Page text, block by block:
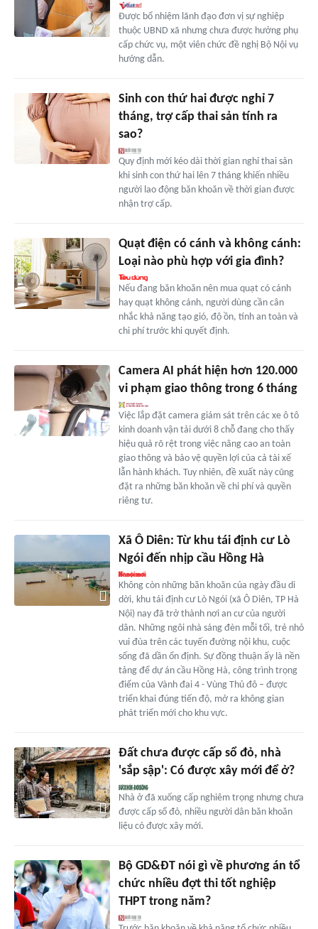
Được bổ nhiệm lãnh đạo đơn vị sự nghiệp
thuộc UBND xã nhưng chưa được hưởng phụ
cấp chức vụ, một viên chức đề nghị Bộ Nội vụ
hướng dẫn.
Sinh con thứ hai được nghỉ 7
tháng, trợ cấp thai sản tính ra
sao?
Quy định mới kéo dài thời gian nghỉ thai sản
khi sinh con thứ hai lên 7 tháng khiến nhiều
người lao động băn khoăn về thời gian được
nhận trợ cấp.
Quạt điện có cánh và không cánh:
Loại nào phù hợp với gia đình?
Nếu đang băn khoăn nên mua quạt có cánh
hay quạt không cánh, người dùng cần cân
nhắc khả năng tạo gió, độ ồn, tính an toàn và
chi phí trước khi quyết định.
Camera AI phát hiện hơn 120.000
vi phạm giao thông trong 6 tháng
Việc lắp đặt camera giám sát trên các xe ô tô
kinh doanh vận tải dưới 8 chỗ đang cho thấy
hiệu quả rõ rệt trong việc nâng cao an toàn
giao thông và bảo vệ quyền lợi của cả tài xế
lẫn hành khách. Tuy nhiên, đề xuất này cũng
đặt ra những băn khoăn về chi phí và quyền
riêng tư.
Xã Ô Diên: Từ khu tái định cư Lò
Ngói đến nhịp cầu Hồng Hà
Không còn những băn khoăn của ngày đầu di
dời, khu tái định cư Lò Ngói (xã Ô Diên, TP Hà
Nội) nay đã trở thành nơi an cư của người
dân. Những ngôi nhà sáng đèn mỗi tối, trẻ nhỏ
vui đùa trên các tuyến đường nội khu, cuộc
sống đã dần ổn định. Sự đồng thuận ấy là nền
tảng để dự án cầu Hồng Hà, công trình trọng
điểm của Vành đai 4 - Vùng Thủ đô – được
triển khai đúng tiến độ, mở ra không gian
phát triển mới cho khu vực.
Đất chưa được cấp sổ đỏ, nhà
'sắp sập': Có được xây mới để ở?
Nhà ở đã xuống cấp nghiêm trọng nhưng chưa
được cấp sổ đỏ, nhiều người dân băn khoăn
liệu có được xây mới.
Bộ GD&ĐT nói gì về phương án tổ
chức nhiều đợt thi tốt nghiệp
THPT trong năm?